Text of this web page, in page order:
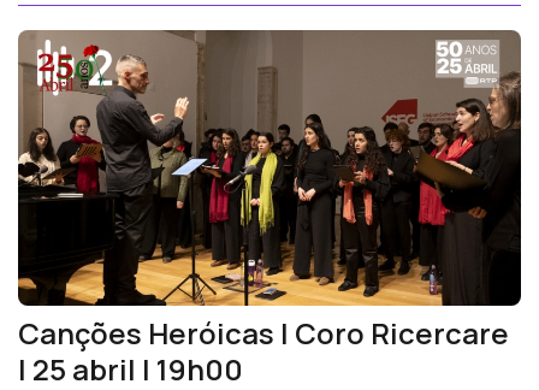
Canções Heróicas | Coro Ricercare
| 25 abril | 19h00